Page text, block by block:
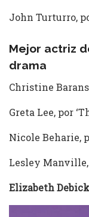
John Turturro,
Mejor actriz
drama
Christine
Greta Lee, por
Nicole Beharie,
Lesley Manville,
Elizabeth